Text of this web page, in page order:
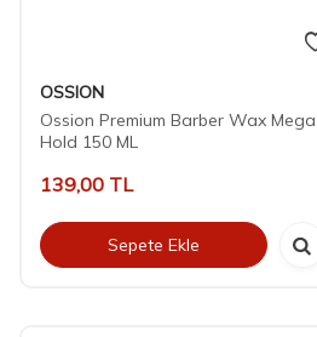
OSSION
Ossion Premium Barber Wax Mega
Hold 150 ML
139,00 TL
Sepete Ekle